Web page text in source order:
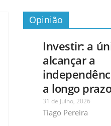
Opinião
Investir: a
alcançar a
a longo
31 de Julho, 2026
Tiago Pereira